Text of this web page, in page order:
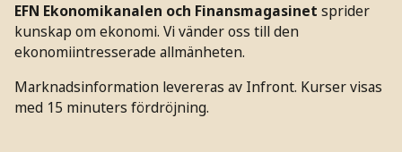
EFN Ekonomikanalen och Finansmagasinet sprider
kunskap om ekonomi. Vi vänder oss till den
ekonomiintresserade allmänheten.
Marknadsinformation levereras av Infront. Kurser visas
med 15 minuters fördröjning.